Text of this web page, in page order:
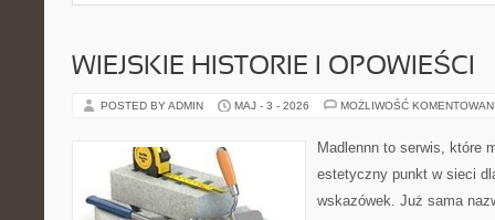
WIEJSKIE HISTORIE I OPOWIEŚCI
POSTED BY ADMIN MAJ - 3 - 2026 MOŻLIWOŚĆ
Madlennn to serwis, które
estetyczny punkt w sieci
wskazówek. Już sama